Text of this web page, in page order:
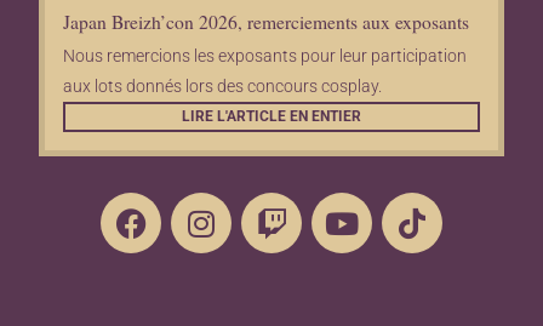
Japan Breizh’con 2026, remerciements aux exposants
Nous remercions les exposants pour leur participation
aux lots donnés lors des concours cosplay.
LIRE L'ARTICLE EN ENTIER